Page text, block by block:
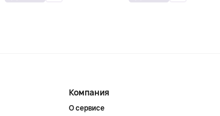
Компания
О сервисе